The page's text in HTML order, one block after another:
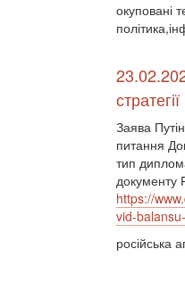
окуповані
Заява
питання
тип
документу
https://
vid-
російська